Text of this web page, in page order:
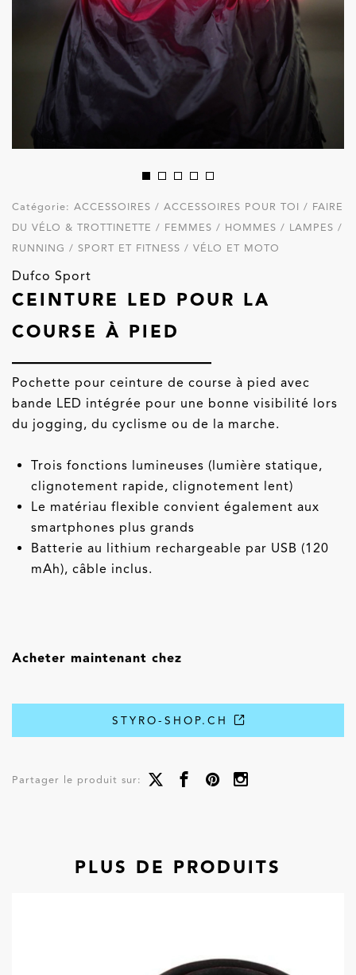
Catégorie: ACCESSOIRES / ACCESSOIRES POUR TOI / FAIRE
DU VÉLO & TROTTINETTE / FEMMES / HOMMES / LAMPES /
RUNNING / SPORT ET FITNESS / VÉLO ET MOTO
Dufco Sport
CEINTURE LED POUR LA
COURSE À PIED
Pochette pour ceinture de course à pied avec
bande LED intégrée pour une bonne visibilité lors
du jogging, du cyclisme ou de la marche.
Trois fonctions lumineuses (lumière statique,
clignotement rapide, clignotement lent)
Le matériau flexible convient également aux
smartphones plus grands
Batterie au lithium rechargeable par USB (120
mAh), câble inclus.
Acheter maintenant chez
STYRO-SHOP.CH
Partager le produit sur:
PLUS DE PRODUITS